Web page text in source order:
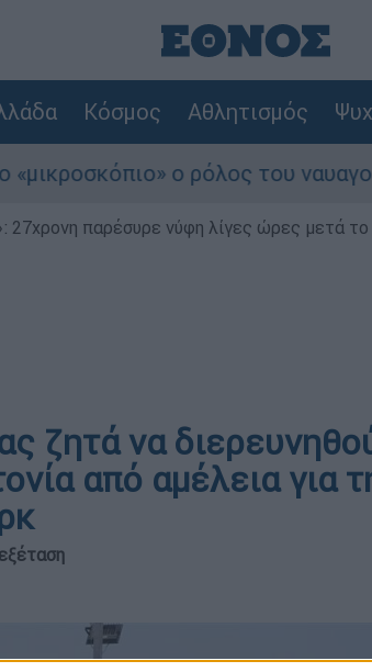
Κόσμος Αθλητισμός
ο ρόλος του ναυαγοσώστη
παρέσυρε νύφη λίγες ώρες μετά το
ζητά να
από αμέλεια για